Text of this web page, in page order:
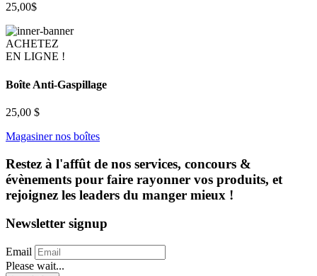
25,00$
ACHETEZ
EN LIGNE !
Boîte Anti-Gaspillage
25,00 $
Magasiner nos boîtes
Restez à l'affût de nos services, concours &
évènements pour faire rayonner vos produits, et
rejoignez les leaders du manger mieux !
Newsletter signup
Email
Please wait...